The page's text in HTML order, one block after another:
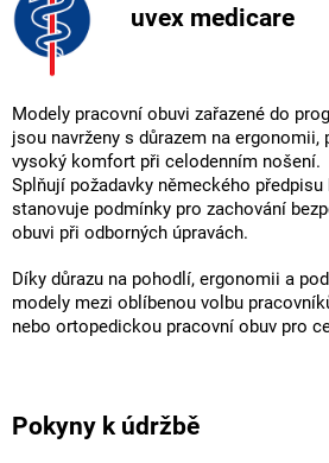
uvex medicare
Modely pracovní obuvi zařazené do
jsou navrženy s důrazem na ergonomii,
vysoký komfort při celodenním nošení.
Splňují požadavky německého předpisu
stanovuje podmínky pro zachování
obuvi při odborných úpravách.
Díky důrazu na pohodlí, ergonomii a
modely mezi oblíbenou volbu
nebo ortopedickou pracovní obuv pro
Pokyny k údržbě